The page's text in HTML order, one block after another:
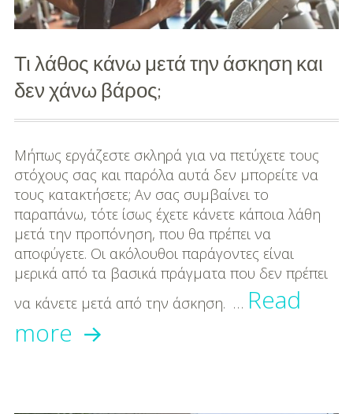
Διάσημες
Βαπτίσεις
Σπίτι
Παιδικό Δωμάτιο
DIY
Διατροφή-Συνταγές
Συνταγές
Συμβουλές
Διατροφής
Υγεία – Ψυχολογία
Τι λάθος κάνω μετά την άσκηση και
δεν χάνω βάρος;
Μήπως εργάζεστε σκληρά για να πετύχετε τους
στόχους σας και παρόλα αυτά δεν μπορείτε να
τους κατακτήσετε; Αν σας συμβαίνει το
παραπάνω, τότε ίσως έχετε κάνετε κάποια λάθη
μετά την προπόνηση, που θα πρέπει να
αποφύγετε. Οι ακόλουθοι παράγοντες είναι
μερικά από τα βασικά πράγματα που δεν πρέπει
να κάνετε μετά από την άσκηση. … Read
more Τι